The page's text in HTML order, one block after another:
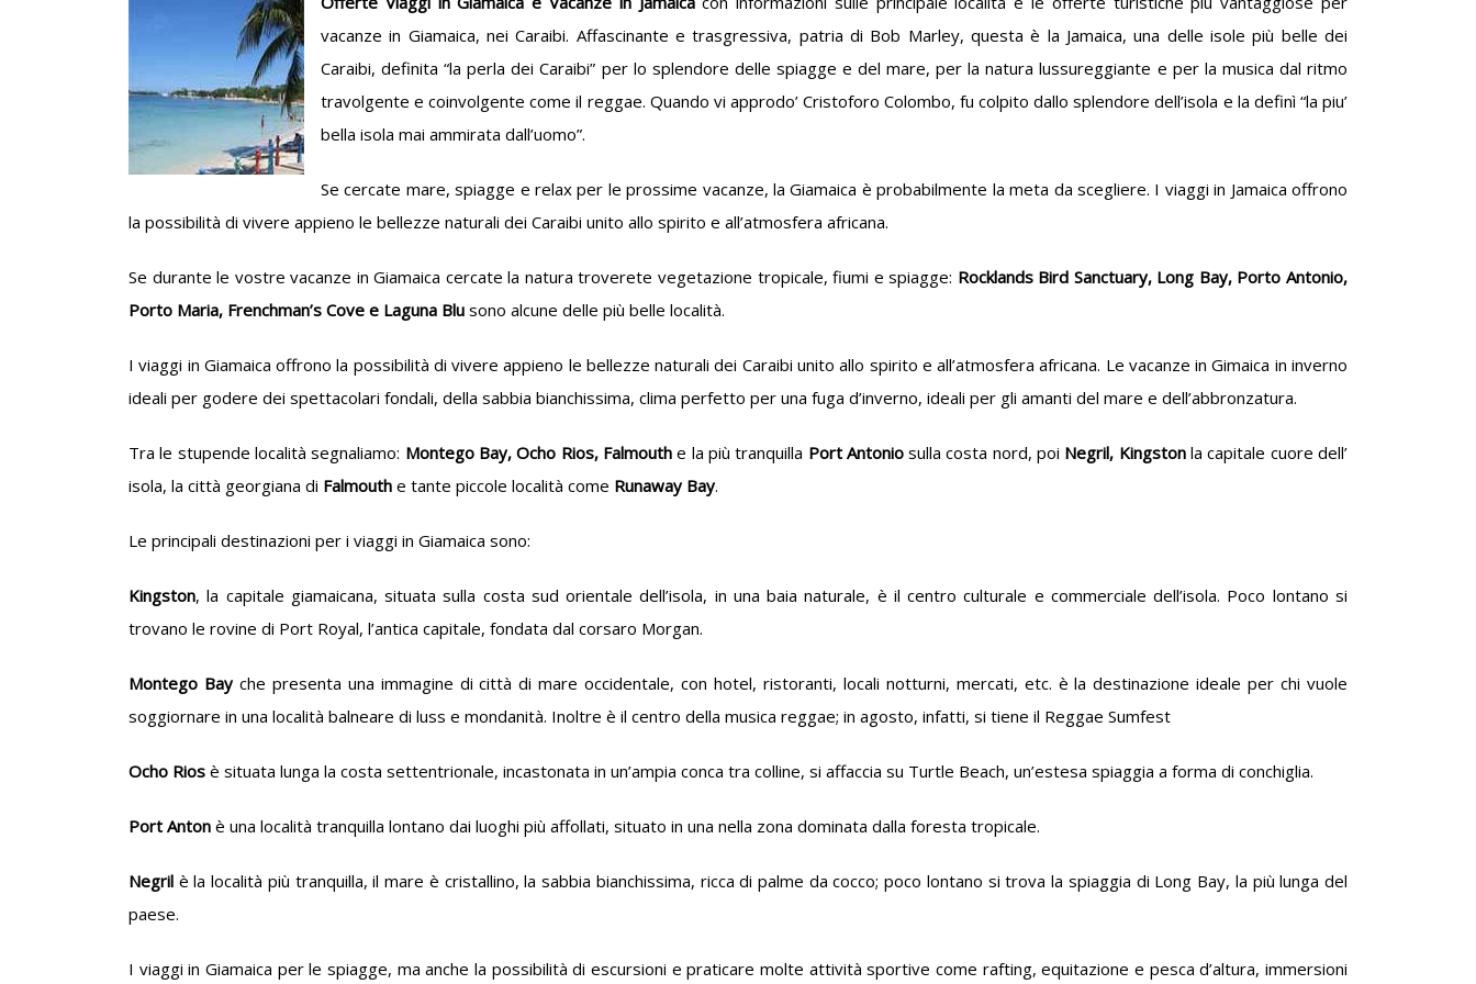
vacanze in Giamaica, nei Caraibi. Affascinante e trasgressiva, patria di Bob Marley, questa è la Jamaica, una delle isole più belle dei
Caraibi, definita “la perla dei Caraibi” per lo splendore delle spiagge e del mare, per la natura lussureggiante e per la musica dal ritmo
travolgente e coinvolgente come il reggae. Quando vi approdo’ Cristoforo Colombo, fu colpito dallo splendore dell’isola e la definì “la piu’
bella isola mai ammirata dall’uomo”.
Se cercate mare, spiagge e relax per le prossime vacanze, la Giamaica è probabilmente la meta da scegliere. I viaggi in Jamaica offrono
la possibilità di vivere appieno le bellezze naturali dei Caraibi unito allo spirito e all’atmosfera africana.
Se durante le vostre vacanze in Giamaica cercate la natura troverete vegetazione tropicale, fiumi e spiagge: Rocklands Bird Sanctuary, Long Bay, Porto Antonio,
Porto Maria, Frenchman’s Cove e Laguna Blu sono alcune delle più belle località.
I viaggi in Giamaica offrono la possibilità di vivere appieno le bellezze naturali dei Caraibi unito allo spirito e all’atmosfera africana. Le vacanze in Gimaica in inverno
ideali per godere dei spettacolari fondali, della sabbia bianchissima, clima perfetto per una fuga d’inverno, ideali per gli amanti del mare e dell’abbronzatura.
Tra le stupende località segnaliamo: Montego Bay, Ocho Rios, Falmouthe la più tranquilla Port Antoniosulla costa nord, poi Negril, Kingstonla capitale cuore dell’
isola, la città georgiana di Falmouth e tante piccole località come Runaway Bay.
Le principali destinazioni per i viaggi in Giamaica sono:
Kingston, la capitale giamaicana, situata sulla costa sud orientale dell’isola, in una baia naturale, è il centro culturale e commerciale dell’isola. Poco lontano si
trovano le rovine di Port Royal, l’antica capitale, fondata dal corsaro Morgan.
Montego Bayche presenta una immagine di città di mare occidentale, con hotel, ristoranti, locali notturni, mercati, etc. è la destinazione ideale per chi vuole
soggiornare in una località balneare di luss e mondanità. Inoltre è il centro della musica reggae; in agosto, infatti, si tiene il Reggae Sumfest
Ocho Rios è situata lunga la costa settentrionale, incastonata in un’ampia conca tra colline, si affaccia su Turtle Beach, un’estesa spiaggia a forma di conchiglia.
Port Anton è una località tranquilla lontano dai luoghi più affollati, situato in una nella zona dominata dalla foresta tropicale.
Negril è la località più tranquilla, il mare è cristallino, la sabbia bianchissima, ricca di palme da cocco; poco lontano si trova la spiaggia di Long Bay, la più lunga del
paese.
I viaggi in Giamaica per le spiagge, ma anche la possibilità di escursioni e praticare molte attività sportive come rafting, equitazione e pesca d’altura, immersioni